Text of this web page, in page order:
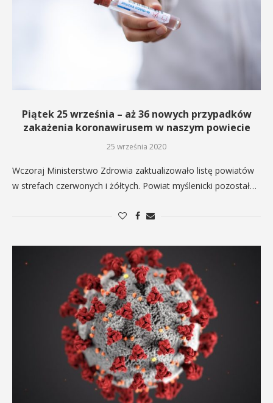
Piątek 25 września – aż 36 nowych przypadków
zakażenia koronawirusem w naszym powiecie
25 września 2020
Wczoraj Ministerstwo Zdrowia zaktualizowało listę powiatów
w strefach czerwonych i żółtych. Powiat myślenicki pozostał…